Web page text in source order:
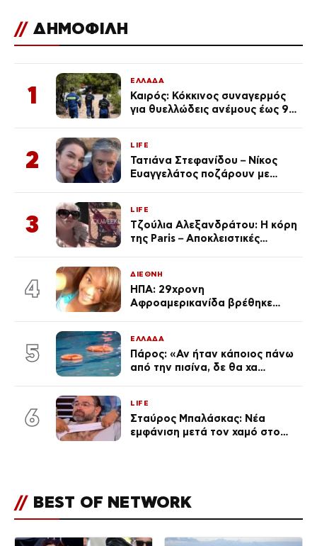
// ΔΗΜΟΦΙΛΗ
1
ΕΛΛΑΔΑ
Καιρός: Κόκκινος συναγερμός
για θυελλώδεις ανέμους έως 9
2
LIFE
Τατιάνα Στεφανίδου – Νίκος
Ευαγγελάτος ποζάρουν με
3
LIFE
Τζούλια Αλεξανδράτου: Η κόρη
της Paris – Αποκλειστικές
4
ΔΙΕΘΝΗ
ΗΠΑ: 29χρονη
Αφροαμερικανίδα βρέθηκε
5
ΕΛΛΑΔΑ
Πάρος: «Αν ήταν κάποιος πάνω
από την πισίνα, δε θα χα
πατέρα και τα κενά στους
ισχυρισμούς του ιδιοκτήτη του
beach bar
6
LIFE
Σταύρος Μπαλάσκας: Νέα
εμφάνιση μετά τον χαμό στο
// BEST OF NETWORK